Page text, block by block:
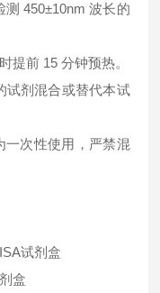
450±10nm 波长的
提前 15 分钟预热。
试剂混合或替代本试
一次性使用，严禁混
试剂盒
盒